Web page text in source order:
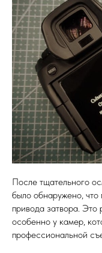
После тщательного
было обнаружено,
привода затвора. Это
особенно у камер,
профессиональной